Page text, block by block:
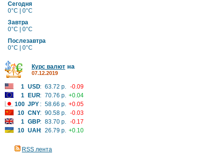
Сегодня
0°C | 0°C
Завтра
0°C | 0°C
Послезавтра
0°C | 0°C
Курс валют на
07.12.2019
1 USD: 63.72 р. -0.09
1
EUR: 70.76 р. +0.04
100 JPY : 58.66 р. +0.05
10 CNY: 90.58 р. -0.03
1 GBP: 83.70 р. -0.17
10 UAH: 26.79 р. +0.10
RSS лента